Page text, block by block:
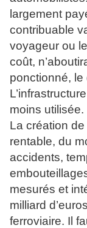
largement
contribuable
voyageur ou
coût,
ponctionné, le
moins
La création de
rentable, du
accidents,
mesurés et
milliard
ferroviaire. Il